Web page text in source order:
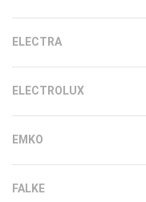
ELECTRA
ELECTROLUX
EMKO
FALKE